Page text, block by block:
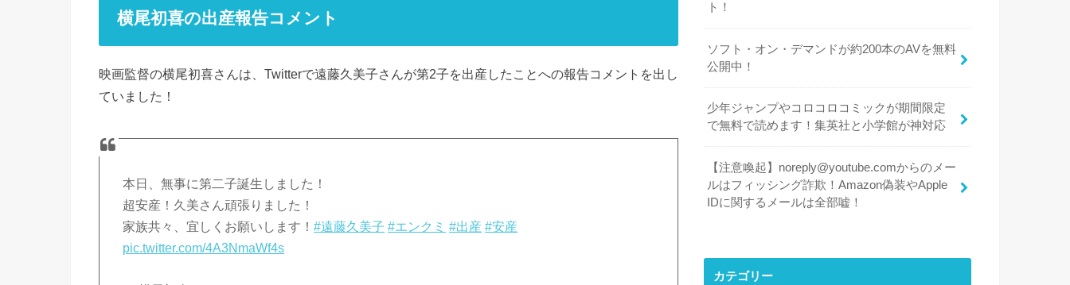
横尾初喜の出産報告コメント
映画監督の横尾初喜さんは、Twitterで遠藤久美子さんが第2子を出産したことへの報告コメントを出し
ていました！
本日、無事に第二子誕生しました！
超安産！久美さん頑張りました！
家族共々、宜しくお願いします！#遠藤久美子 #エンクミ #出産 #安産
pic.twitter.com/4A3NmaWf4s
ト！
ソフト・オン・デマンドが約200本のAVを無料
公開中！
少年ジャンプやコロコロコミックが期間限定
で無料で読めます！集英社と小学館が神対応
【注意喚起】noreply@youtube.comからのメー
ルはフィッシング詐欺！Amazon偽装やApple
IDに関するメールは全部嘘！
カテゴリー